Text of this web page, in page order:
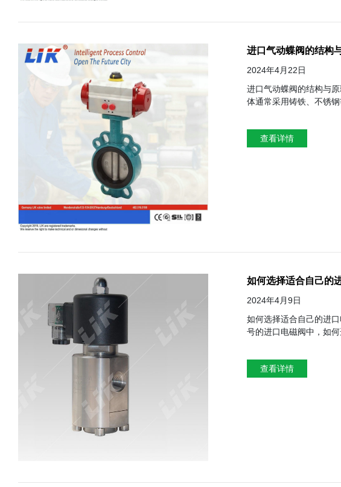
进口气动蝶阀的结构
2024年4月22日
进口气动蝶阀的结构与原理如下： 结构： 进口气动蝶阀主要由气动执行器和蝶阀构成。蝶阀部分包括阀体、
体通常采用铸铁、不锈
态），反之亦然。在这个过
查看详情
如何选择适合自己的
2024年4月9日
如何选择适合自己的进口电磁阀 进口电磁阀作为流体控制领域的关键元件，其性能和质量直接影响到整个系统的
号的进口电磁阀中，如
查看详情